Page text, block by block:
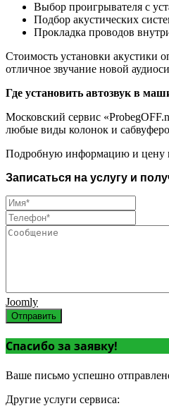
Выбор проигрывателя с
Подбор акустических
Прокладка проводов
Стоимость установки акустики
отличное звучание новой
Где установить автозвук в
Московский сервис
любые виды колонок и
Подробную информацию и цену
Записаться на услугу и
Joomly
Отправить
Спасибо за заявку!
Ваше письмо успешно
Другие услуги сервиса: